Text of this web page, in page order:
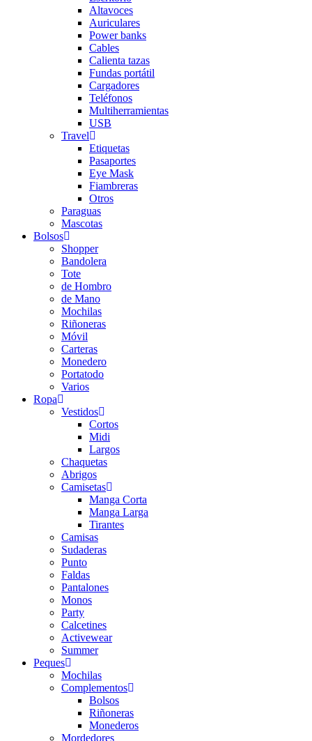
Altavoces
Auriculares
Power banks
Cables
Calienta tazas
Fundas portátil
Cargadores
Teléfonos
Multiherramientas
USB
Travel
Etiquetas
Pasaportes
Eye Mask
Fiambreras
Otros
Paraguas
Mascotas
Bolsos
Shopper
Bandolera
Tote
de Hombro
de Mano
Mochilas
Riñoneras
Móvil
Carteras
Monedero
Portatodo
Varios
Ropa
Vestidos
Cortos
Midi
Largos
Chaquetas
Abrigos
Camisetas
Manga Corta
Manga Larga
Tirantes
Camisas
Sudaderas
Punto
Faldas
Pantalones
Monos
Party
Calcetines
Activewear
Summer
Peques
Mochilas
Complementos
Bolsos
Riñoneras
Monederos
Mordedores